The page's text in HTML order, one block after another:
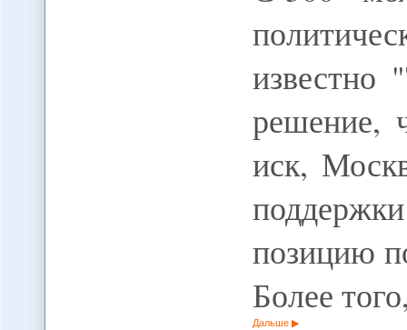
известно
решение,
иск,
позицию
Более
Дальше